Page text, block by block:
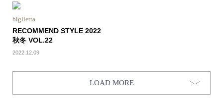
biglietta
RECOMMEND STYLE 2022
秋冬 VOL.22
2022.12.09
LOAD MORE